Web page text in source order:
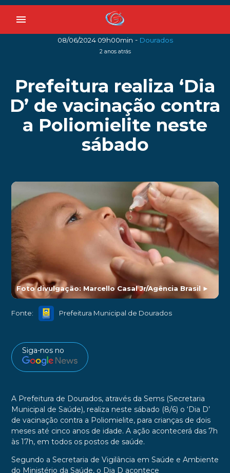
menu
08/06/2024 09h00min - Dourados
2 anos atrás
Prefeitura realiza ‘Dia
D’ de vacinação contra
a Poliomielite neste
sábado
Foto divulgação: Marcello Casal Jr/Agência Brasil ►
Fonte: Prefeitura Municipal de Dourados
Siga-nos no
A Prefeitura de Dourados, através da Sems (Secretaria
Municipal de Saúde), realiza neste sábado (8/6) o ‘Dia D’
de vacinação contra a Poliomielite, para crianças de dois
meses até cinco anos de idade. A ação acontecerá das 7h
às 17h, em todos os postos de saúde.
Segundo a Secretaria de Vigilância em Saúde e Ambiente
do Ministério da Saúde, o Dia D acontece